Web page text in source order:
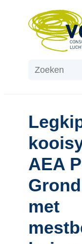
Naar inhoud
VEMIS
Zoeken
AEA
met